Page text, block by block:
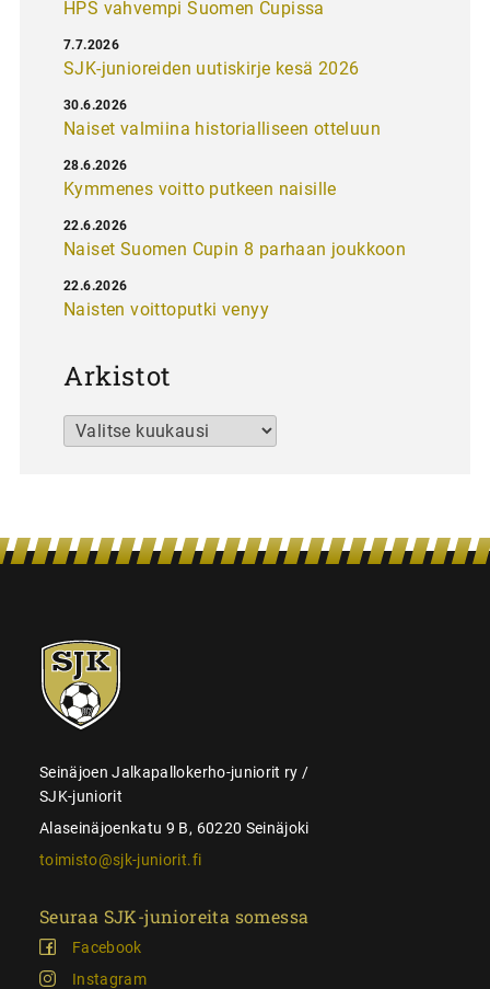
HPS vahvempi Suomen Cupissa
SJK-junioreiden uutiskirje kesä 2026
7.7.2026
Naiset valmiina historialliseen otteluun
30.6.2026
Kymmenes voitto putkeen naisille
28.6.2026
Naiset Suomen Cupin 8 parhaan joukkoon
22.6.2026
Naisten voittoputki venyy
22.6.2026
Arkistot
Arkistot
SJK-
juniorit
Seinäjoen Jalkapallokerho-juniorit ry /
SJK-juniorit
Alaseinäjoenkatu 9 B, 60220 Seinäjoki
toimisto@sjk-juniorit.fi
Seuraa SJK-junioreita somessa
Facebook
Instagram